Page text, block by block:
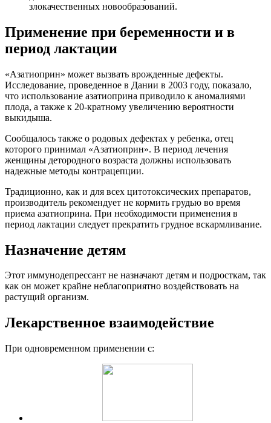
злокачественных новообразований.
Применение при беременности и в
период лактации
«Азатиоприн» может вызвать врожденные дефекты.
Исследование, проведенное в Дании в 2003 году, показало,
что использование азатиоприна приводило к аномалиями
плода, а также к 20-кратному увеличению вероятности
выкидыша.
Сообщалось также о родовых дефектах у ребенка, отец
которого принимал «Азатиоприн». В период лечения
женщины детородного возраста должны использовать
надежные методы контрацепции.
Традиционно, как и для всех цитотоксических препаратов,
производитель рекомендует не кормить грудью во время
приема азатиоприна. При необходимости применения в
период лактации следует прекратить грудное вскармливание.
Назначение детям
Этот иммунодепрессант не назначают детям и подросткам, так
как он может крайне неблагоприятно воздействовать на
растущий организм.
Лекарственное взаимодействие
При одновременном применении с: